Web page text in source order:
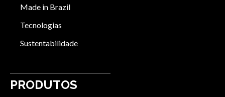
Made in Brazil
Tecnologias
Sustentabilidade
PRODUTOS